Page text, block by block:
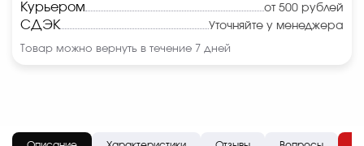
Курьером от 500 рублей
СДЭК Уточняйте у менеджера
Товар можно вернуть в течение 7 дней